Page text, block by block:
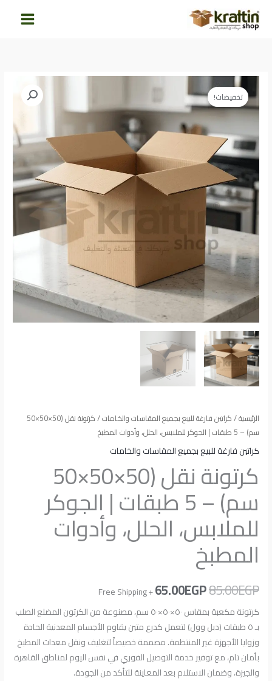
تخطي
تخفيضات!
الرئيسية/كراتين فارغة للبيع بجميع المقاسات والخامات
/ كرتونة نقل (50×50×50
سم) – 5 طبقات | الجوكر للملابس، الحلل، وأدوات المطبخ
كراتين فارغة للبيع بجميع المقاسات والخامات
كرتونة نقل (50×50×50
سم) – 5 طبقات | الجوكر
للملابس، الحلل، وأدوات
المطبخ
85.00EGP
السعر
الأصلي
هو:
85.00EGP.
65.00EGP
السعر
الحالي
هو:
65.00EGP.
+ Free Shipping
كرتونة مكعبة بمقاس ٥٠×٥٠×٥٠ سم، مصنوعة من الكرتون المضلع الصلب
بـ ٥ طبقات (دبل وول) لتعمل كدرع متين يقاوم الأجسام المعدنية الحادة
وزوايا الأجهزة غير المنتظمة. مصممة خصيصاً لتغليف ونقل معدات المطبخ
بأمان تام، مع توفير خدمة التوصيل الفوري في نفس اليوم لمناطق القاهرة
والجيزة، وضمان الاستلام بعد المعاينة للتأكد من الجودة.
كمية
كرتونة
نقل
سم)
-
5
طبقات
الجوكر
للملابس،
الحلل،
وأدوات
المطبخ